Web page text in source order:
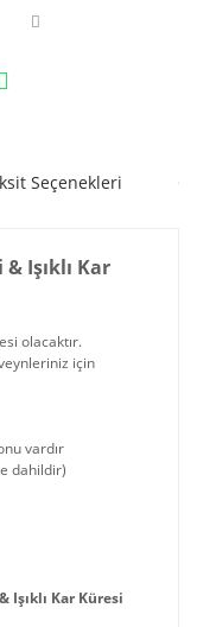
Seçenekleri
Işıklı Kar
olacaktır.
için
vardır
dahildir)
Işıklı Kar Küresi